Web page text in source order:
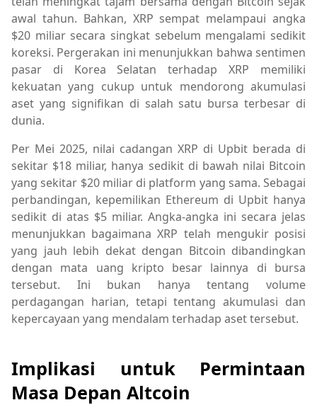
awal tahun. Bahkan, XRP sempat melampaui angka
$20 miliar secara singkat sebelum mengalami sedikit
koreksi. Pergerakan ini menunjukkan bahwa sentimen
pasar di Korea Selatan terhadap XRP memiliki
kekuatan yang cukup untuk mendorong akumulasi
aset yang signifikan di salah satu bursa terbesar di
dunia.
Per Mei 2025, nilai cadangan XRP di Upbit berada di
sekitar $18 miliar, hanya sedikit di bawah nilai Bitcoin
yang sekitar $20 miliar di platform yang sama. Sebagai
perbandingan, kepemilikan Ethereum di Upbit hanya
sedikit di atas $5 miliar. Angka-angka ini secara jelas
menunjukkan bagaimana XRP telah mengukir posisi
yang jauh lebih dekat dengan Bitcoin dibandingkan
dengan mata uang kripto besar lainnya di bursa
tersebut. Ini bukan hanya tentang volume
perdagangan harian, tetapi tentang akumulasi dan
kepercayaan yang mendalam terhadap aset tersebut.
Implikasi untuk Permintaan
Masa Depan Altcoin